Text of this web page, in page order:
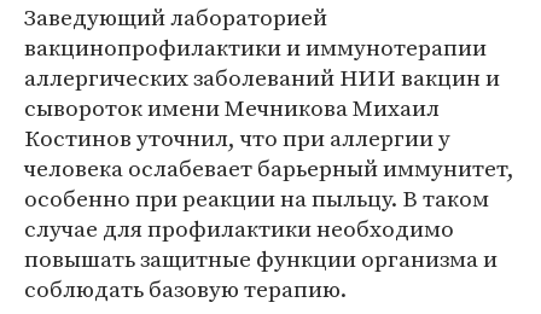
Заведующий лабораторией
вакцинопрофилактики и иммунотерапии
аллергических заболеваний НИИ вакцин и
сывороток имени Мечникова Михаил
Костинов уточнил, что при аллергии у
человека ослабевает барьерный иммунитет,
особенно при реакции на пыльцу. В таком
случае для профилактики необходимо
повышать защитные функции организма и
соблюдать базовую терапию.